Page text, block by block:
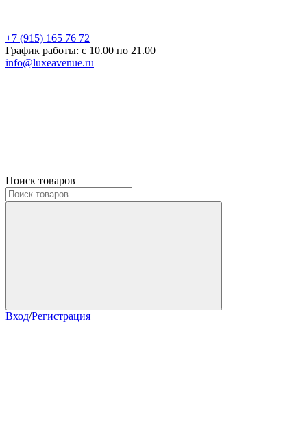
+7 (915) 165 76 72
График работы: c 10.00 по 21.00
info@luxeavenue.ru
Поиск товаров
Вход/Регистрация